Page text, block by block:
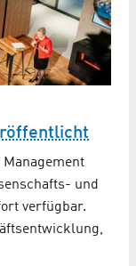
und
verfügbar.